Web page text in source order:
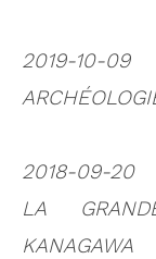
2019-10-09
2018-09-20
LA
KANAGAWA